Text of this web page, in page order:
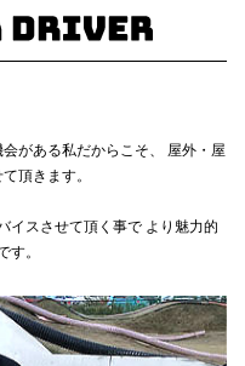
がある私だからこそ、 屋外・屋
頂きます。
イスさせて頂く事で より魅力的
す。